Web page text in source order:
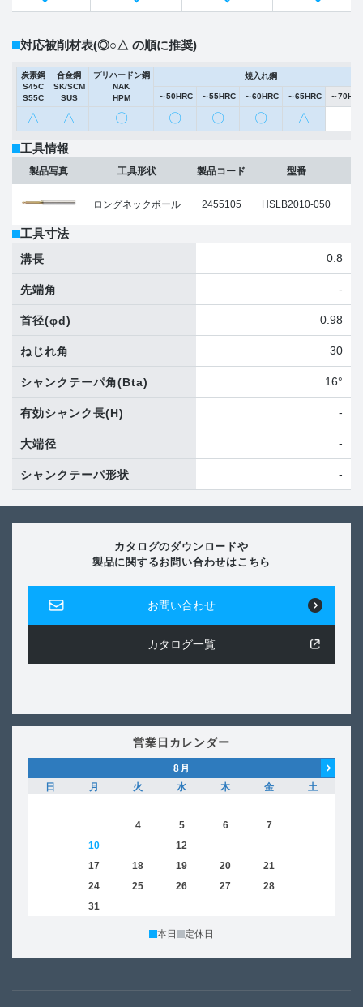
対応被削材表(◎○△ の順に推奨)
炭素鋼
S45C
S55C
合金鋼
SK/SCM
SUS
プリハードン鋼
NAK
HPM
焼入れ鋼
～50HRC ～55HRC ～60HRC ～65HRC ～
△ △ 〇 〇 〇 〇 △
工具情報
製品写真 工具形状
ロングネックボール
製品コード
2455105
型番
HSLB2010-050
工具寸法
溝長 0.8
先端角 -
首径(φd) 0.98
ねじれ角 30
シャンクテーパ角(Bta) 16°
有効シャンク長(H) -
大端径 -
シャンクテーパ形状 -
カタログのダウンロードや
製品に関するお問い合わせはこちら
お問い合わせ
カタログ一覧
営業日カレンダー
8 月
日
月 火 水 木 金
土
4 5 6 7
10 12
17 18 19 20 21
24 25 26 27 28
31
本日 定休日